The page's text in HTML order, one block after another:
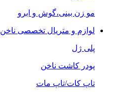
مو زن بینی،گوش و ابرو
لوازم و متریال تخصصی ناخن
پلی ژل
پودر کاشت ناخن
تاپ کات/تاپ مات